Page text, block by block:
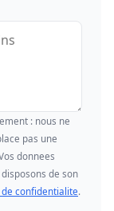
: nous ne
pas une
donnees
de son
confidentialite.